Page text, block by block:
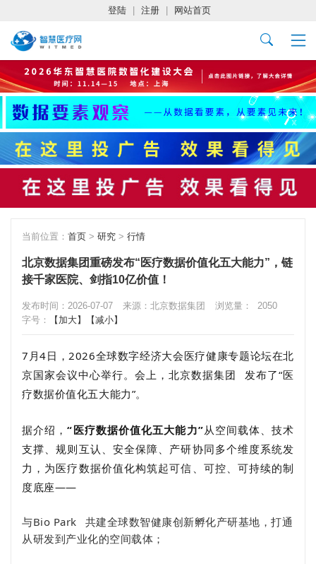
登陆 注册 网站首页
当前位置： 首页 > 研究 > 行情
北京数据集团重磅发布“医疗数据价值化五大能力”，链
接千家医院、剑指10亿价值！
发布时间：2026-07-07 来源：北京数据集团 浏览量：
2050
字号：
【加大】 【减小】
7月4日，2026全球数字经济大会医疗健康专题论坛在北
京国家会议中心举行。会上， 北京数据集团 发布了“医
疗数据价值化五大能力”。
据介绍，“医疗数据价值化五大能力”从 空间载体、技术
支撑、规则互认、安全保障、产研协同多个维度系统发
力，为医疗数据价值化构筑起可信、可控、可持续的制
度底座——
与Bio Park
共建全球数智健康创新孵化产研基地，打通
从研发到产业化的空间载体；